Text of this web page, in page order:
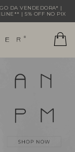
DA VENDEDORA* |
| 5% OFF NO PIX